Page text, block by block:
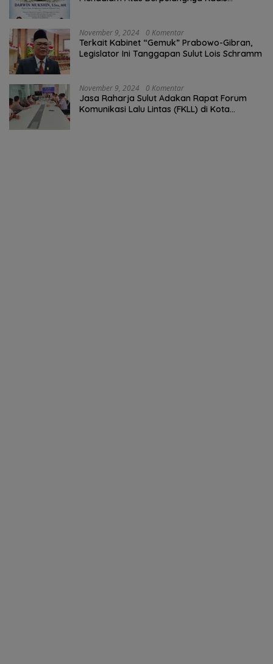
November 9, 2024 0 Komentar
Terkait Kabinet “Gemuk” Prabowo-Gibran,
Legislator Ini Tanggapan Sulut Lois Schramm
November 9, 2024 0 Komentar
Jasa Raharja Sulut Adakan Rapat Forum
Komunikasi Lalu Lintas (FKLL) di Kota